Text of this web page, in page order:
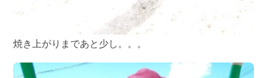
焼き上がりまであと少し。。。